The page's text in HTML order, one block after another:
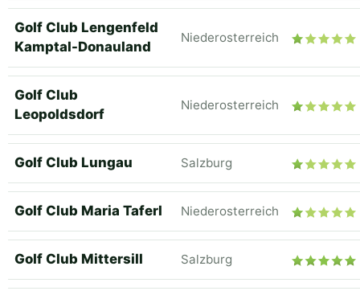
Golf Club Lengenfeld
Kamptal-Donauland
Niederosterreich
Golf Club
Leopoldsdorf
Niederosterreich
Golf Club Lungau Salzburg
Golf Club Maria Taferl Niederosterreich
Golf Club Mittersill Salzburg